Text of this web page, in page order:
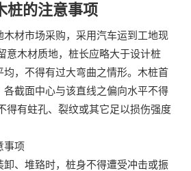
桩的注意事项
材市场采购，采用汽车运到工地现
意木材质地，桩长应略大于设计桩
，不得有过大弯曲之情形。木桩首
各截面中心与该直线之偏向水平不得
得有蛀孔、裂纹或其它足以损伤强度
项
、堆臵时，桩身不得遭受冲击或振